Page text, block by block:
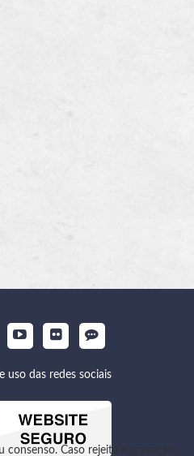
uso das redes sociais
Caso rejeite a gravação